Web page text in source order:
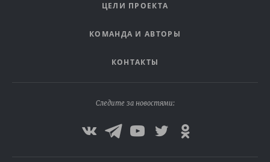
ЦЕЛИ ПРОЕКТА
КОМАНДА И АВТОРЫ
КОНТАКТЫ
Следите за новостями: